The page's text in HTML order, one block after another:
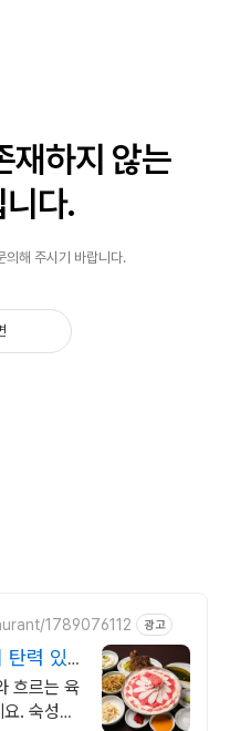
1789076112 광고
탄력 있
흐르는 육
. 숙성으